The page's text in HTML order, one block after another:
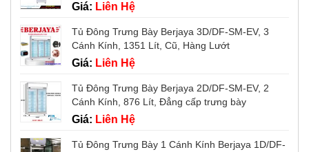
Giá: Liên Hệ
Tủ Đông Trưng Bày Berjaya 3D/DF-SM-EV, 3
Cánh Kính, 1351 Lít, Cũ, Hàng Lướt
Giá: Liên Hệ
Tủ Đông Trưng Bày Berjaya 2D/DF-SM-EV, 2
Cánh Kính, 876 Lít, Đẳng cấp trưng bày
Giá: Liên Hệ
Tủ Đông Trưng Bày 1 Cánh Kính Berjaya 1D/DF-